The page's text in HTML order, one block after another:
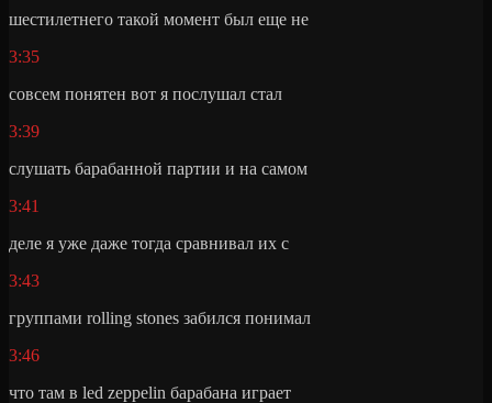
шестилетнего такой момент был еще не
3:35
совсем понятен вот я послушал стал
3:39
слушать барабанной партии и на самом
3:41
деле я уже даже тогда сравнивал их с
3:43
группами rolling stones забился понимал
3:46
что там в led zeppelin барабана играет